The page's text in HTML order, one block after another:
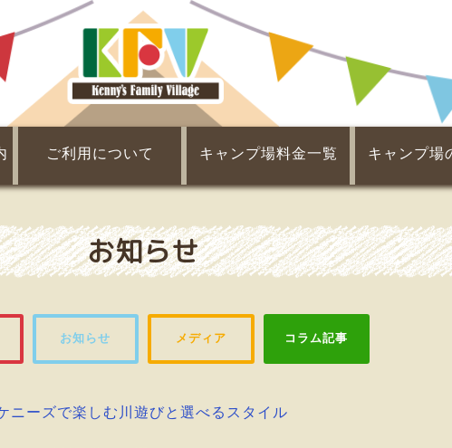
ご利用について キャンプ場料金一覧 キャンプ場
お知らせ
お知らせ メディア コラム記事
ニーズで楽しむ川遊びと選べるスタイル